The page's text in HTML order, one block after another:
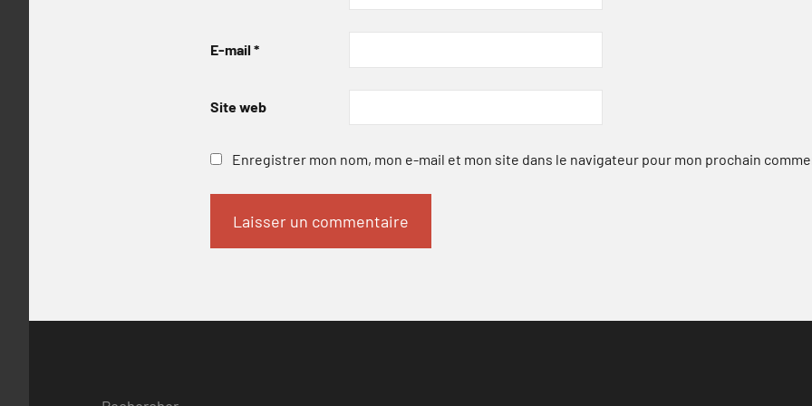
E-mail *
Site web
Enregistrer mon nom, mon e-mail et mon site dans le navigateur pour mon prochain